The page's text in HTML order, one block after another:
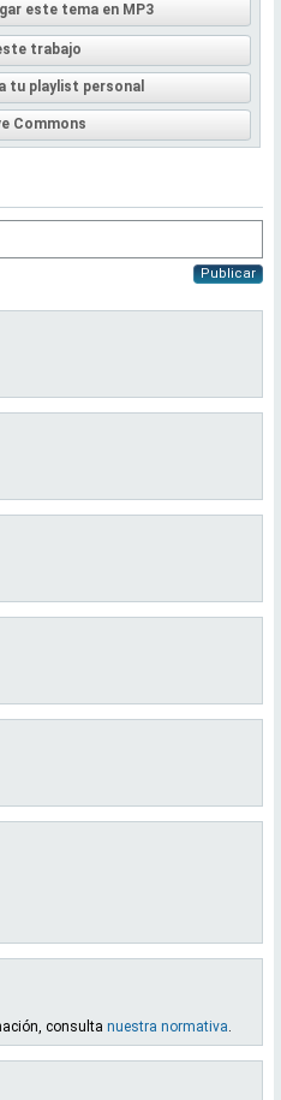
este tema en MP3
trabajo
tu playlist personal
Commons
Publicar
consulta nuestra normativa.